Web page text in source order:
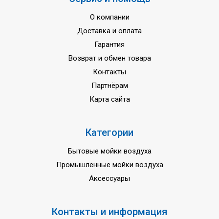
Угольный фильтр VENTAcarb - дополнение к
фильтру PREMIUM VENTAcel H13 для
О компании
Доставка и оплата
Гарантия
Возврат и обмен товара
Контакты
Партнёрам
Карта сайта
Категории
Бытовые мойки воздуха
Промышленные мойки воздуха
Аксессуары
Контакты и информация